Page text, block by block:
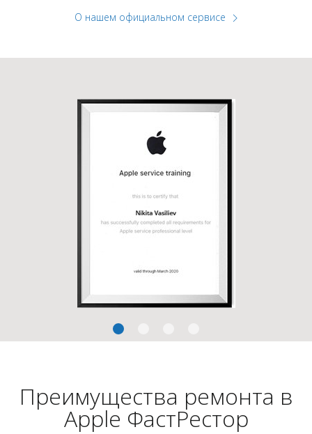
О нашем официальном сервисе
Преимущества ремонта в
Apple ФастРестор